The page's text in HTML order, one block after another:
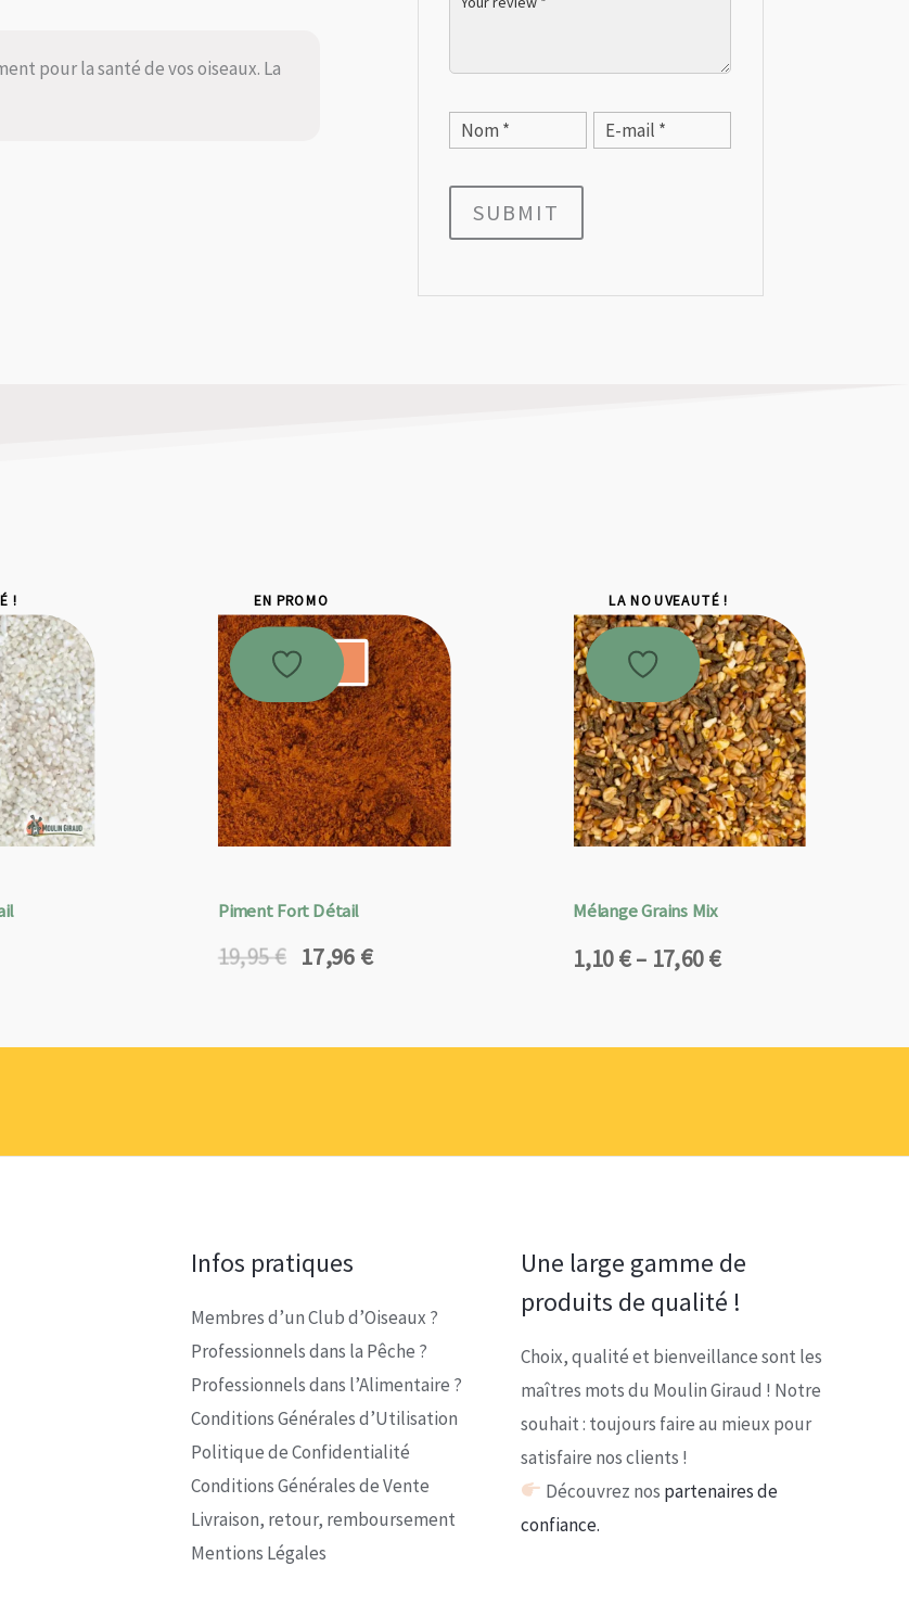
pour la santé de vos oiseaux. La
SUBMIT
! EN PROMO
Promo !
Piment Fort Détail
19,95€
Le
était :
17,96 €
Le
est :
LA NOUVEAUTÉ !
Mélange Grains Mix
1,10€– 17,60€
Plage
1,10 €
Infos pratiques
Membres d’un Club d’Oiseaux ?
Professionnels dans la Pêche ?
Professionnels dans l’Alimentaire ?
Conditions Générales d’Utilisation
Politique de Confidentialité
Conditions Générales de Vente
Livraison, retour, remboursement
Mentions Légales
Une large gamme de
produits de qualité !
Choix, qualité et bienveillance sont les
maîtres mots du Moulin Giraud ! Notre
souhait : toujours faire au mieux pour
satisfaire nos clients !
Découvrez nos partenaires de
confiance.